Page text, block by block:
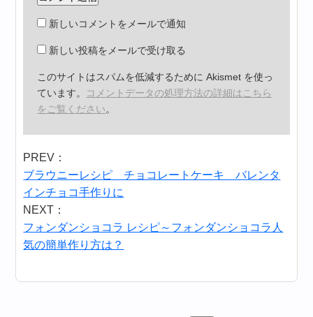
新しいコメントをメールで通知
新しい投稿をメールで受け取る
このサイトはスパムを低減するために Akismet を使っ
ています。 コメントデータの処理方法の詳細はこちら
をご覧ください。
PREV：
ブラウニーレシピ チョコレートケーキ バレンタ
インチョコ手作りに
NEXT：
フォンダンショコラ レシピ～フォンダンショコラ人
気の簡単作り方は？